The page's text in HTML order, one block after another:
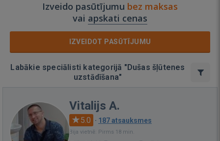
Izveido pasūtījumu bez maksas
vai apskati cenas
IZVEIDOT PASŪTĪJUMU
Labākie speciālisti kategorijā "Dušas šļūtenes
uzstādīšana"
Vitalijs A.
5.0 · 187 atsauksmes
Bija vietnē: Pirms 18 min.